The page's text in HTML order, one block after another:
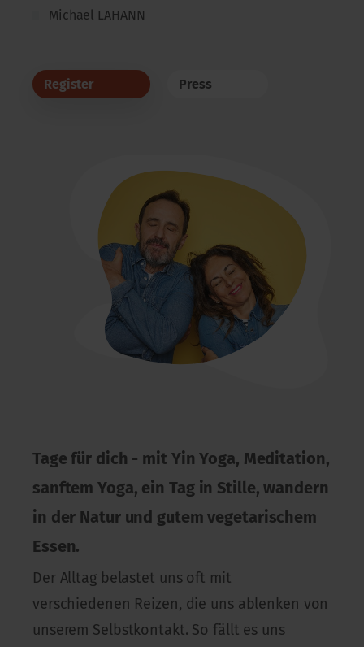
Michael LAHANN
Register Press
Tage für dich - mit Yin Yoga, Meditation,
sanftem Yoga, ein Tag in Stille, wandern
in der Natur und gutem vegetarischem
Essen.
Der Alltag belastet uns oft mit
verschiedenen Reizen, die uns ablenken von
unserem Selbstkontakt. So fällt es uns